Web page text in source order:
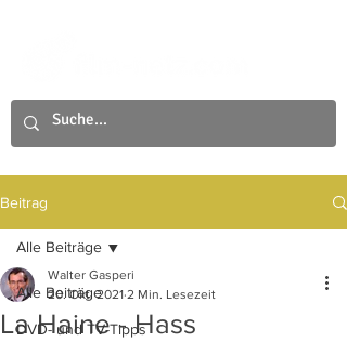
Beitrag
Alle Beiträge
DVD- und TV-Tipps
Alle Beiträge
La Haine - Hass
Walter Gasperi
20. Okt. 2021 2 Min. Lesezeit